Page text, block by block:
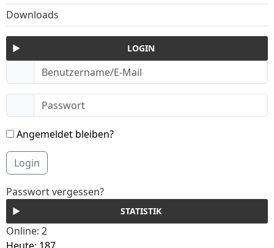
Downloads
LOGIN
Angemeldet bleiben?
Login
Passwort vergessen?
STATISTIK
Online: 2